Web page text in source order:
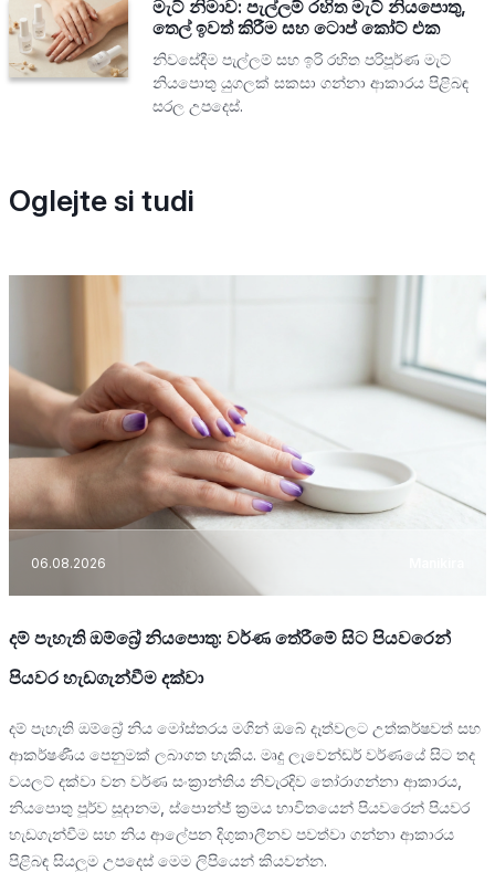
මැට් නිමාව: පැල්ලම් රහිත මැට් නියපොතු,
තෙල් ඉවත් කිරීම සහ ටොප් කෝට් එක
නිවසේදීම පැල්ලම් සහ ඉරි රහිත පරිපූර්ණ මැට්
නියපොතු යුගලක් සකසා ගන්නා ආකාරය පිළිබඳ
සරල උපදෙස්.
Oglejte si tudi
06.08.2026
දම් පැහැති ඔම්බ්‍රේ නියපොතු: වර්ණ තේරීමේ සිට පියවරෙන්
පියවර හැඩගැන්වීම දක්වා
දම් පැහැති ඔම්බ්‍රේ නිය මෝස්තරය මගින් ඔබේ දෑත්වලට උත්කර්ෂවත් සහ
ආකර්ෂණීය පෙනුමක් ලබාගත හැකිය. මෘදු ලැවෙන්ඩර් වර්ණයේ සිට තද
වයලට් දක්වා වන වර්ණ සංක්‍රාන්තිය නිවැරදිව තෝරාගන්නා ආකාරය,
නියපොතු පූර්ව සූදානම, ස්පොන්ජ් ක්‍රමය භාවිතයෙන් පියවරෙන් පියවර
හැඩගැන්වීම සහ නිය ආලේපන දිගුකාලීනව පවත්වා ගන්නා ආකාරය
පිළිබඳ සියලුම උපදෙස් මෙම ලිපියෙන් කියවන්න.